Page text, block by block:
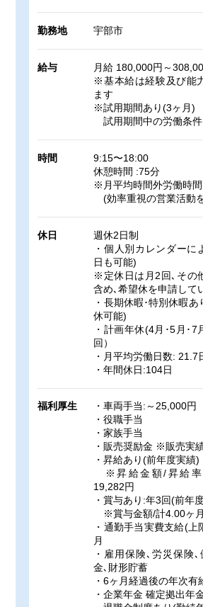
勤務地 宇部市
給与
月給 180,000円～
※基本給は経験及び能
ます
※試用期間あり(3ヶ月)
試用期間中の労働条
時間
9:15〜18:00
休憩時間 :75分
※月平均時間外労働時
(効率重視の営業活動
休日
週休2日制
・個人別カレンダーに
日も可能)
※定休日は月2回､その
含め､希望休を申請して
・長期休暇･特別休暇
休可能)
・計画年休(4月･5月･
回）
・月平均労働日数: 21.7
・年間休日:104日
福利厚生
・車両手当:～25,000円
・役職手当
・家族手当
・販売奨励金 ※販売実
・昇給あり(前年度実績)
※昇給金額/昇給率
19,282円
・賞与あり:年3回(前年
※賞与金額/計4.00ヶ
・通勤手当実費支給(
月
・雇用保険､労災保険
金､財形貯蓄
・6ヶ月経過後の年次有
・企業年金 確定拠出年